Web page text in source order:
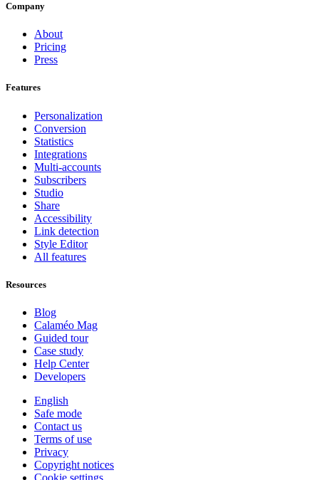
Company
About
Pricing
Press
Features
Personalization
Conversion
Statistics
Integrations
Multi-accounts
Subscribers
Studio
Share
Accessibility
Link detection
Style Editor
All features
Resources
Blog
Calaméo Mag
Guided tour
Case study
Help Center
Developers
English
Safe mode
Contact us
Terms of use
Privacy
Copyright notices
Cookie settings